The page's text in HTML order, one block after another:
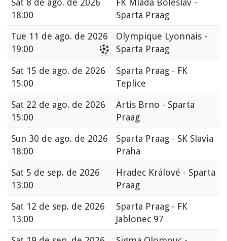
Sat 8 de ago. de 2026
18:00
FK Mlada Boleslav -
Sparta Praag
Tue 11 de ago. de 2026
19:00
Olympique Lyonnais -
Sparta Praag
Sat 15 de ago. de 2026
15:00
Sparta Praag - FK
Teplice
Sat 22 de ago. de 2026
15:00
Artis Brno - Sparta
Praag
Sun 30 de ago. de 2026
18:00
Sparta Praag - SK Slavia
Praha
Sat 5 de sep. de 2026
13:00
Hradec Králové - Sparta
Praag
Sat 12 de sep. de 2026
13:00
Sparta Praag - FK
Jablonec 97